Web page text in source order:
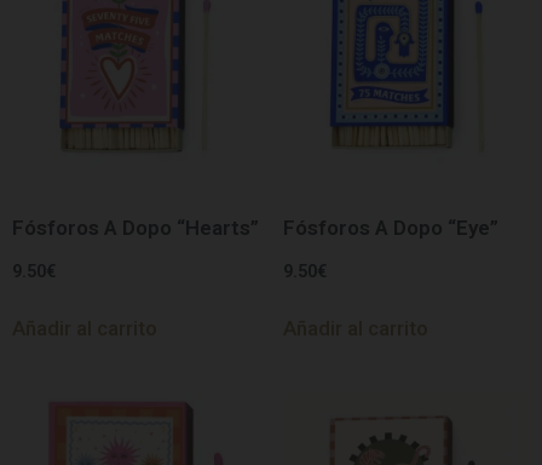
Fósforos A Dopo “Hearts”
9.50€
Fósforos A Dopo “Eye”
9.50€